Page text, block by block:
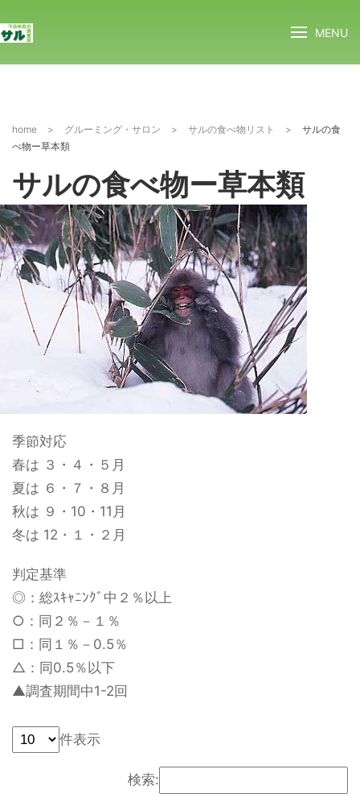
MENU
home > グルーミング・サロン > サルの食べ物リスト >
サルの食
べ物ー草本類
サルの食べ物ー草本類
季節対応
春は ３・４・５月
夏は ６・７・８月
秋は ９・10・11月
冬は 12・１・２月
判定基準
◎：総ｽｷｬﾆﾝｸﾞ中２％以上
○：同２％－１％
□：同１％－0.5％
△：同0.5％以下
▲調査期間中1-2回
件表示
検索: